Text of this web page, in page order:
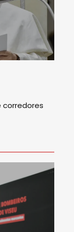
corredores